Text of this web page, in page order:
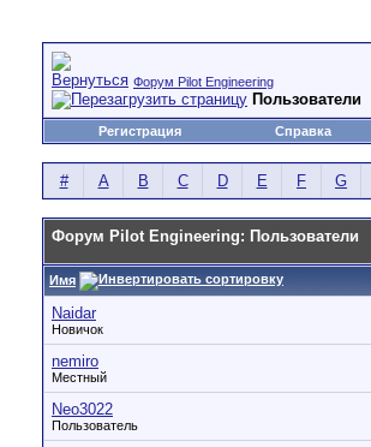
Форум Pilot Engineering
Пользователи
Регистрация Справка
# A B C D E F G
Форум Pilot Engineering: Пользователи
Имя
Naidar
Новичок
nemiro
Местный
Neo3022
Пользователь